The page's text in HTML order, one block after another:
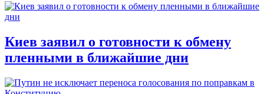
Киев заявил о готовности к обмену
пленными в ближайшие дни